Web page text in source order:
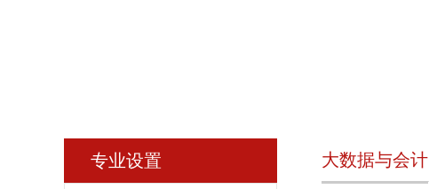
专业设置 大数据与会计